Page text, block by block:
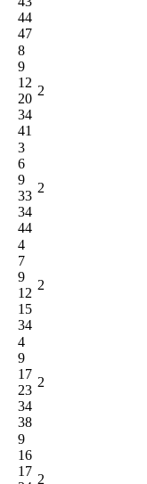
44
47
8
9
12
20
34
41
2
3
6
9
33
34
44
2
4
7
9
12
15
34
2
4
9
17
23
34
38
2
9
16
17
2